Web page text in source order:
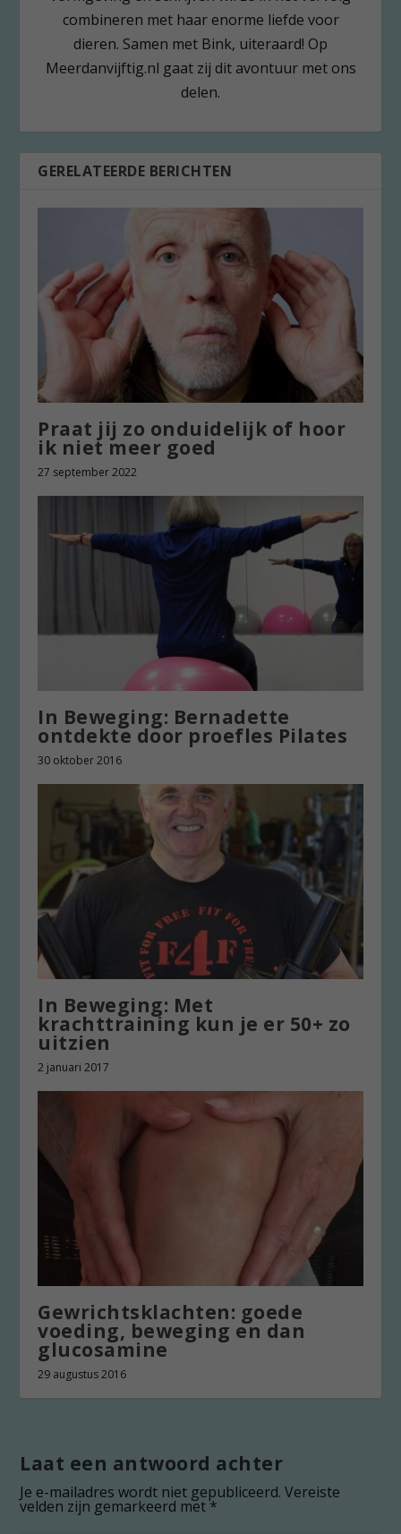
combineren met haar enorme liefde voor
dieren. Samen met Bink, uiteraard! Op
Meerdanvijftig.nl gaat zij dit avontuur met ons
delen.
GERELATEERDE BERICHTEN
Praat jij zo onduidelijk of hoor
ik niet meer goed
27 september 2022
In Beweging: Bernadette
ontdekte door proefles Pilates
30 oktober 2016
In Beweging: Met
krachttraining kun je er 50+ zo
uitzien
2 januari 2017
Gewrichtsklachten: goede
voeding, beweging en dan
glucosamine
29 augustus 2016
Laat een antwoord achter
Je e-mailadres wordt niet gepubliceerd. Vereiste
velden zijn gemarkeerd met*